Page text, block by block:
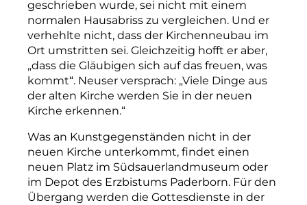
geschrieben wurde, sei nicht mit einem
normalen Hausabriss zu vergleichen. Und er
verhehlte nicht, dass der Kirchenneubau im
Ort umstritten sei. Gleichzeitig hofft er aber,
„dass die Gläubigen sich auf das freuen, was
kommt“. Neuser versprach: „Viele Dinge aus
der alten Kirche werden Sie in der neuen
Kirche erkennen.“
Was an Kunstgegenständen nicht in der
neuen Kirche unterkommt, findet einen
neuen Platz im Südsauerlandmuseum oder
im Depot des Erzbistums Paderborn. Für den
Übergang werden die Gottesdienste in der